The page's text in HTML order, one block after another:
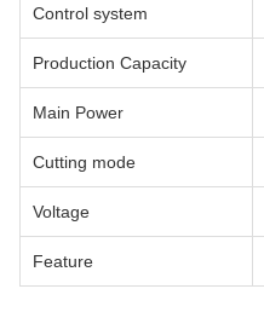
Control system
Production Capacity
Main Power
Cutting mode
Voltage
Feature